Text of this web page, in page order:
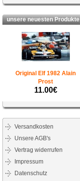
unsere neuesten Produkte
Original Elf 1982 Alain
Prost
11.00€
Versandkosten
Unsere AGB's
Vertrag widerrufen
Impressum
Datenschutz